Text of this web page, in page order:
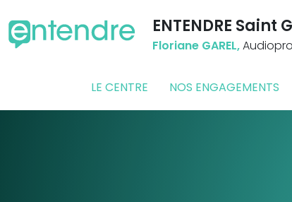
ENTENDRE
Floriane GAREL,
LE CENTRE NOS ENGAGEMENTS